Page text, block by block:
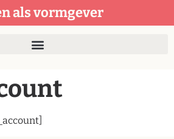
als vormgever